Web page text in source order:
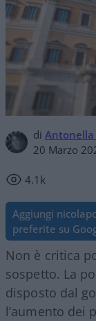
di Antonella
20 Marzo
4.1k
Aggiungi
preferite su
Non è critica
sospetto. La
disposto dal
l’aumento dei